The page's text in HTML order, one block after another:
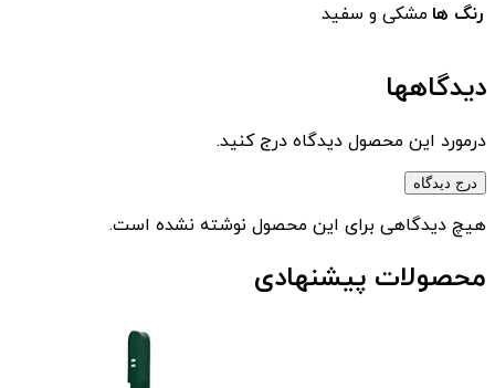
رنگ ها مشکی و سفید
دیدگاهها
درمورد این محصول دیدگاه درج کنید.
درج دیدگاه
هیچ دیدگاهی برای این محصول نوشته نشده است.
محصولات پیشنهادی